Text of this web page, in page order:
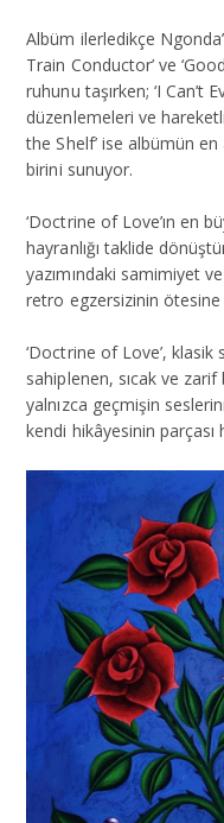
Albüm ilerledikçe
Train Conductor’ ve
ruhunu taşırken; ‘I Can’t
düzenlemeleri ve
the Shelf’ ise albümün en
birini sunuyor.
‘Doctrine of Love’ın en
hayranlığı taklide
yazımındaki samimiyet
retro egzersizinin ötesine
‘Doctrine of Love’,
sahiplenen, sıcak ve
yalnızca geçmişin
kendi hikâyesinin parçası